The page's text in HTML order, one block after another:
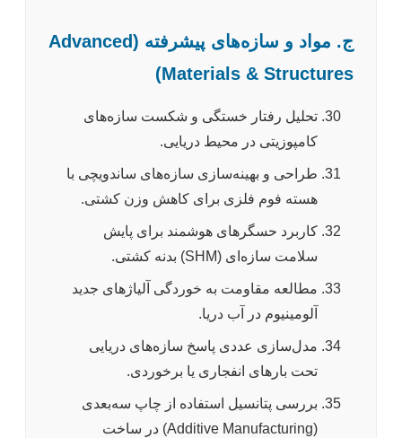
ج. مواد و سازه‌های پیشرفته (Advanced
Materials & Structures)
تحلیل رفتار خستگی و شکست سازه‌های
کامپوزیتی در محیط دریایی.
طراحی و بهینه‌سازی سازه‌های ساندویچی با
هسته فوم فلزی برای کاهش وزن کشتی.
کاربرد حسگرهای هوشمند برای پایش
سلامت سازه‌ای (SHM) بدنه کشتی.
مطالعه مقاومت به خوردگی آلیاژهای جدید
آلومینیوم در آب دریا.
مدل‌سازی عددی پاسخ سازه‌های دریایی
تحت بارهای انفجاری یا برخوردی.
بررسی پتانسیل استفاده از چاپ سه‌بعدی
(Additive Manufacturing) در ساخت